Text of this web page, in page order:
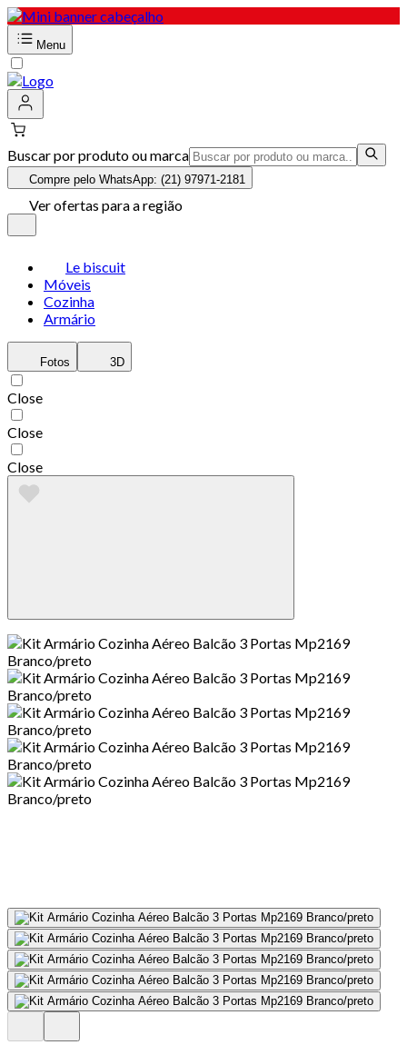
Menu
Buscar por produto ou marca
Compre pelo WhatsApp: (21) 97971-2181
Ver ofertas para a região
Le biscuit
Móveis
Cozinha
Armário
Fotos 3D
Close
Close
Close